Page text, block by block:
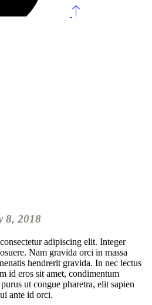
8, 2018
adipiscing elit. Integer
Nam gravida orci in massa
hendrerit gravida. In nec lectus
id eros sit amet, condimentum
ut congue pharetra, elit sapien
ante id orci.